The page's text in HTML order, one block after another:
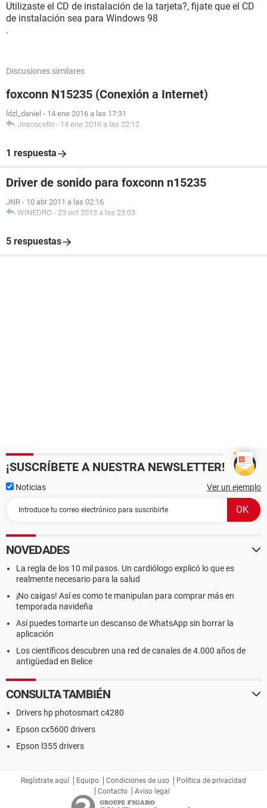
Utilizaste el CD de instalación de la tarjeta?, fijate que el CD
de instalación sea para Windows 98
.
Discusiones similares
foxconn N15235 (Conexión a Internet)
ldzl_daniel - 14 ene 2016 a las 17:31
Joacocello - 14 ene 2016 a las 22:12
1 respuesta
Driver de sonido para foxconn n15235
JNR - 10 abr 2011 a las 02:16
WINEDRO - 23 oct 2013 a las 23:03
5 respuestas
¡SUSCRÍBETE A NUESTRA NEWSLETTER!
Noticias Ver un ejemplo
NOVEDADES
La regla de los 10 mil pasos. Un cardiólogo explicó lo que es
realmente necesario para la salud
¡No caigas! Así es como te manipulan para comprar más en
temporada navideña
Así puedes tomarte un descanso de WhatsApp sin borrar la
aplicación
Los científicos descubren una red de canales de 4.000 años de
antigüedad en Belice
CONSULTA TAMBIÉN
Drivers hp photosmart c4280
Epson cx5600 drivers
Epson l355 drivers
Regístrate aquí Equipo Condiciones de uso
Política de privacidad
Contacto
Aviso legal